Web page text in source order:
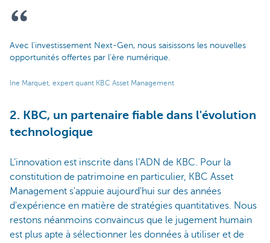
Avec l'investissement Next-Gen, nous saisissons les nouvelles
opportunités offertes par l'ère numérique.
Ine Marquet, expert quant KBC Asset Management
2. KBC, un partenaire fiable dans l'évolution
technologique
L’innovation est inscrite dans l’ADN de KBC. Pour la
constitution de patrimoine en particulier, KBC Asset
Management s'appuie aujourd'hui sur des années
d'expérience en matière de stratégies quantitatives. Nous
restons néanmoins convaincus que le jugement humain
est plus apte à sélectionner les données à utiliser et de